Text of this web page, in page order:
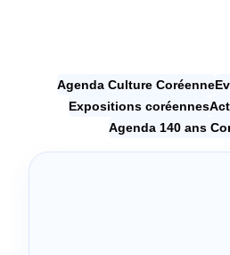
Agenda Culture Coréenne
Expositions coréennes
Agenda 140 ans